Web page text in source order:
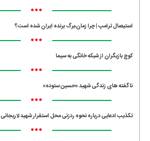
•••
استیصال ترامپ | چرا زمان،برگ برنده ایران شده است؟
•••
کوچ بازیگران از شبکه خانگی به سیما
•••
ناگفته های زندگی شهید «حسین ستوده»
•••
تکذیب ادعایی درباره نحوه ردزنی محل استقرار شهید لاریجانی
•••